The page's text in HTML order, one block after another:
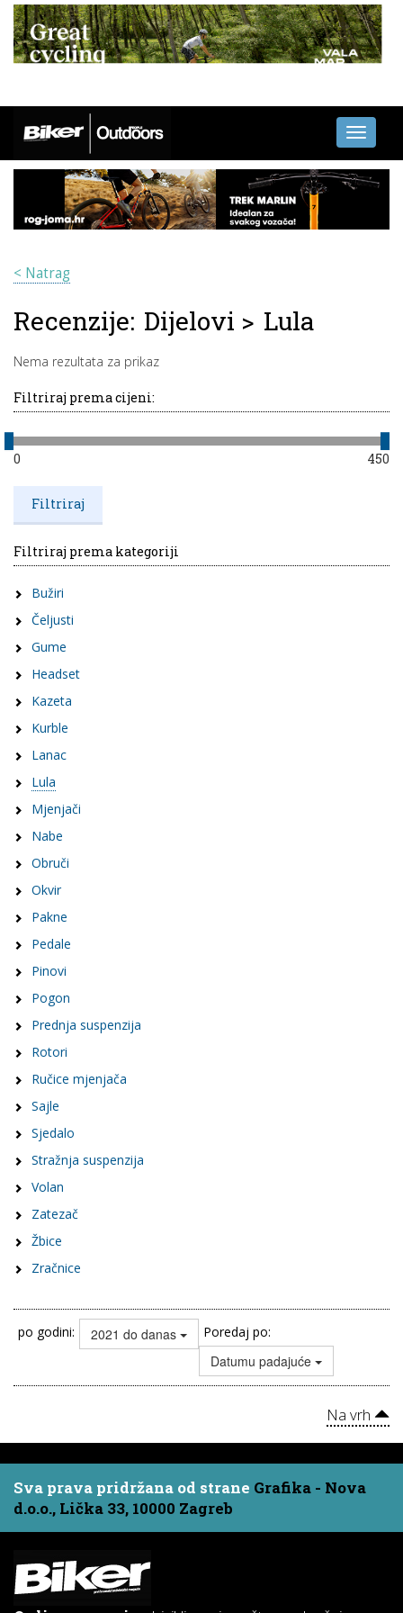
Toggle
< Natrag
Recenzije: Dijelovi > Lula
Nema rezultata za prikaz
Filtriraj prema cijeni:
0 450
Filtriraj prema kategoriji
Bužiri
Čeljusti
Gume
Headset
Kazeta
Kurble
Lanac
Lula
Mjenjači
Nabe
Obruči
Okvir
Pakne
Pedale
Pinovi
Pogon
Prednja suspenzija
Rotori
Ručice mjenjača
Sajle
Sjedalo
Stražnja suspenzija
Volan
Zatezač
Žbice
Zračnice
po godini: 2021 do danas Poredaj po:
Datumu padajuće
Na vrh
Sva prava pridržana od strane Grafika - Nova
d.o.o., Lička 33, 10000 Zagreb